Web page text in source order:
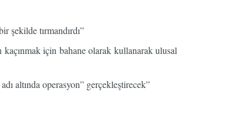
şekilde tırmandırdı”
için bahane olarak kullanarak ulusal
altında operasyon” gerçekleştirecek”